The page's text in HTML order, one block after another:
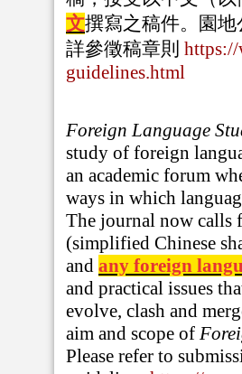
文撰寫之稿件。園地
詳參徵稿章則
guidelines.html
Foreign Language
study of foreign
an academic forum
ways in which
The journal now calls
(simplified Chinese
and any foreign
and practical issues
evolve, clash and
aim and scope of
Please refer to